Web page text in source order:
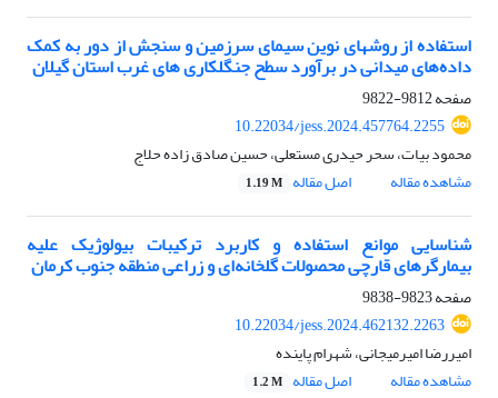
استفاده از روشهای نوین سیمای سرزمین و سنجش از دور به کمک
داده‌های میدانی در برآورد سطح جنگلکاری های غرب استان گیلان
صفحه9812-9822
10.22034/jess.2024.457764.2255
محمود بیات، سحر حیدری مستعلی، حسین صادق زاده حلاج
مشاهده مقاله
اصل مقاله 1.19 M
شناسایی موانع استفاده و کاربرد ترکیبات بیولوژیک علیه
بیمارگرهای قارچی محصولات گلخانه‌ای و زراعی منطقه جنوب کرمان
صفحه9823-9838
10.22034/jess.2024.462132.2263
امیررضا امیرمیجانی، شهرام پاینده
مشاهده مقاله
اصل مقاله 1.2 M